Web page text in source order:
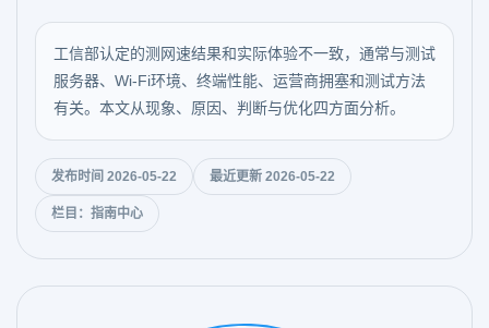
工信部认定的测网速结果和实际体验不一致，通常与测试
服务器、Wi‑Fi环境、终端性能、运营商拥塞和测试方法
有关。本文从现象、原因、判断与优化四方面分析。
发布时间 2026-05-22 最近更新 2026-05-22
栏目：指南中心